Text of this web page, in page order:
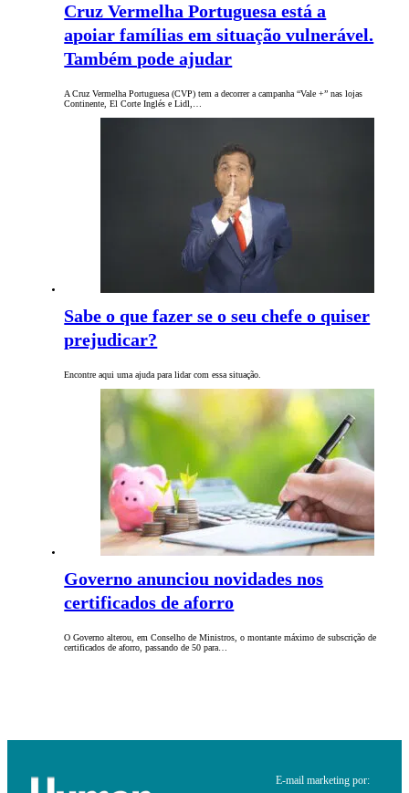
Cruz Vermelha Portuguesa está a
apoiar famílias em situação vulnerável.
Também pode ajudar
A Cruz Vermelha Portuguesa (CVP) tem a decorrer a campanha “Vale +” nas lojas
Continente, El Corte Inglés e Lidl,…
Sabe o que fazer se o seu chefe o quiser
prejudicar?
Encontre aqui uma ajuda para lidar com essa situação.
Governo anunciou novidades nos
certificados de aforro
O Governo alterou, em Conselho de Ministros, o montante máximo de subscrição de
certificados de aforro, passando de 50 para…
E-mail marketing por: